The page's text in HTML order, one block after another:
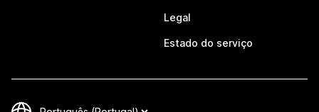
Legal
Estado do serviço